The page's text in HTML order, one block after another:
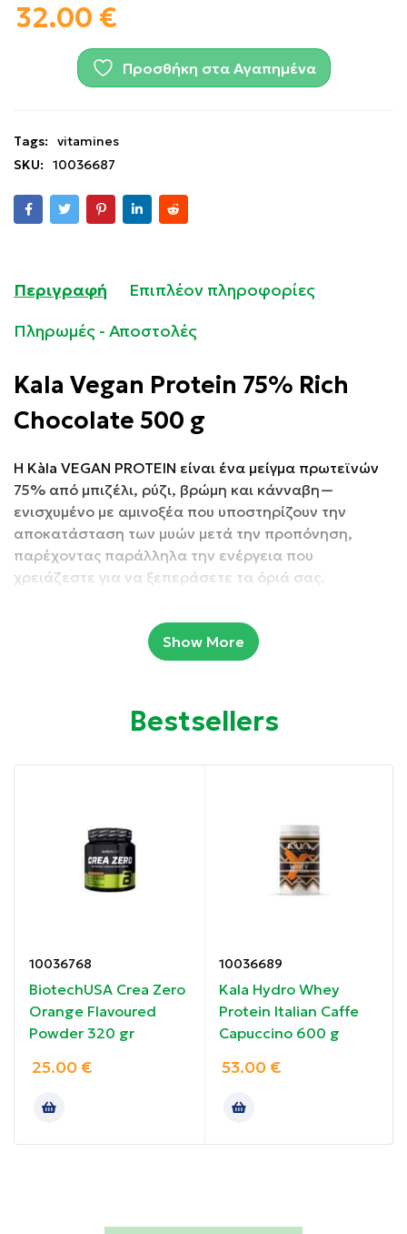
32.00 €
Προσθήκη στα Αγαπημένα
Tags:
vitamines
SKU:
10036687
Περιγραφή
Επιπλέον πληροφορίες
Πληρωμές - Αποστολές
Kala Vegan Protein 75% Rich
Chocolate 500 g
Η Kàla VEGAN PROTEIN είναι ένα μείγμα πρωτεϊνών
75% από μπιζέλι, ρύζι, βρώμη και κάνναβη—
ενισχυμένο με αμινοξέα που υποστηρίζουν την
αποκατάσταση των μυών μετά την προπόνηση,
παρέχοντας παράλληλα την ενέργεια που
χρειάζεστε για να ξεπεράσετε τα όριά σας.
Χωρίς ζιζανιοκτόνα
Συσκευασία: 500g
Ιδιότητες:
Καλύτερη πέψη και υγεία του εντέρου
Μειωμένη φλεγμονή
Βελτιωμένη καρδιαγγειακή υγεία
Χαμηλή περιεκτικότητα σε κορεσμένα λιπαρά
Show More
Bestsellers
10036768
BiotechUSA Crea Zero
Orange Flavoured
Powder 320 gr
25.00 €
10036689
Kala Hydro Whey
Protein Italian Caffe
Capuccino 600 g
53.00 €